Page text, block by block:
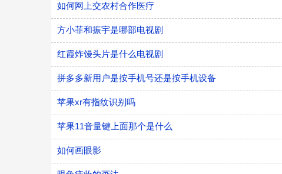
如何网上交农村合作医疗
方小菲和振宇是哪部电视剧
红霞炸馒头片是什么电视剧
拼多多新用户是按手机号还是按手机设备
苹果xr有指纹识别吗
苹果11音量键上面那个是什么
如何画眼影